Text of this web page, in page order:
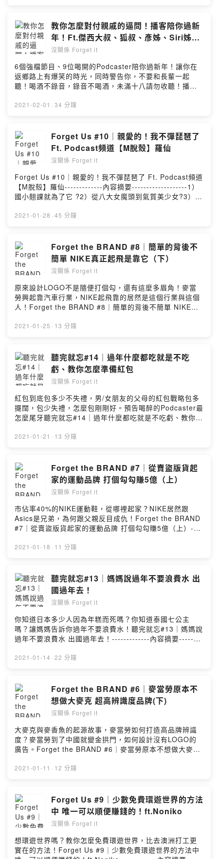
Forget Us訪談系列1⃣【Forget Us #1｜爆音警告｜叔&
叔CP牽手受訪 Ft.傑西大叔.狐叔(上集搞笑下集有料)】
2⃣【Forget Us #2｜爆音警告｜Podcast洗腦方程式 Ft.
傑西大叔.狐叔(上集搞笑下集有料)】3⃣【Soundon第一檔
4⃣【Forget Us #9｜少數免費環遊世界的方法中 唯一可以
順便賺錢的！ft.Noniko】5⃣【Forget Us #10｜親愛的！
我不彈琵琶了 Ft. Podcast頻道【M脫殼】羅仙】?聽完就
囪】2⃣【聽完就忘#12｜世界各地20個迷信聖誕節習俗 你
綠色帝國攻佔全球 星巴克來襲】2⃣【Forget the BRAND
#2｜福特的復仇計畫！企業命名能不要偷懶？】
3⃣【Forget the BRAND #3｜今晚我想來點果汁機打碎咖
啡豆 愚蠢公關寫文案】4⃣【Forget the BRAND #4｜漢
堡你屁股下的帝國 速食遊戲(上)】5⃣【Forget the
BRAND #5｜紅鼻子小丑妝的流氓叔叔 標準化你才乖乖做
漢堡(中)】6⃣【Forget the BRAND #6｜麥當勞原本不想
#7｜從賣盜版貨起家的運動品牌 打個勾勾賺5億（上）】
-----我們打造一個輕鬆的陪伴時光，你可以戴上耳機在通
勤、上班、被老公/老婆唸、運動、做家事時聽！
Freelancer的Andy陪你聊聊品牌故事，用品牌方程式來介
紹知名品牌，其中有許多你不知道的八卦與品牌故事！法
文系的美語老師Amy告訴你最新的時事，與當季節慶的趣
事，還有許多傳說故事！<聽完就忘>系列透過Andy與Amy
雙口閒聊，讓你不錯過生活中的各種樂趣。系列我們會請
來一些很有趣朋友，透過訪談來挖一些小秘密(疑系列Andy
的專業導航，跟你分享品牌故事與一些企業大八卦。按讚
IG，偷偷窺視Amy在幹嘛
https://www.instagram.com/podcast_forget_it/業配置
入、冠名、詢問請來信podcastforgetit@gmail.com------
--------------------------------------請我們喝杯咖啡，你的
https://open.firstory.me/join/forgetit＃品牌故事 ＃教育
#節慶 #傳說故事 #生活Powered by Firstory Hosting
陪劉姥姥逛大觀園#2 Pui Pui 大塞車#1 強迫灌食 不成人
形--------------------------------------------我們打造一個輕
鬆的陪伴時光，你可以戴上耳機在通勤、上班、被老公/老
婆唸、運動、做家事時聽！Freelancer的Andy陪你聊聊品
牌故事，用品牌方程式來介紹知名品牌，其中有許多你不
知道的八卦與品牌故事！法文系的美語老師Amy告訴你最
新的時事，與當季節慶的趣事，還有許多傳說故事！<聽完
就忘>系列透過Andy與Amy雙口閒聊，讓你不錯過生活中
的各種樂趣。系列我們會請來一些很有趣朋友，透過訪談
上架資訊https://www.facebook.com/Podcastforgetit/追
蹤我們的IG，偷偷窺視Amy在幹嘛
https://www.instagram.com/podcast_forget_it/業配置
入、冠名、詢問請來信podcastforgetit@gmail.com------
支持是我們創作的動力
https://open.firstory.me/join/forgetit＃品牌故事 ＃教育
#節慶 #傳說故事 #生活Powered by Firstory Hosting
教你怎麼對付親戚的逼問！播客陪你過新
年！Ft.傑西大叔、狐叔、彥姊、Siri姊、
菁琪律師、凱西、奶茶
沒關係 Forget it
6個強檔節目、9位喝開的Podcaster陪你過新年！讓你在
返鄉路上有爆笑的時光，同時警告你，不要和長輩一起
聽！喝酒不錄音，錄音不喝酒，未滿十八請勿收聽！播客
狐叔、彥姊、Siri姊、菁琪律師、凱西、奶茶---------------
hkyh/platforms【對！我們是大嬸】
https://open.firstory.me/story/ckkif87pb3z4j0813orvm
syay【彼岸薄荷】
https://open.firstory.me/story/ckkmjba4wphyl08488fv
u48hc/platforms【沒關係forget it】
https://open.firstory.me/story/ckki7zzen2y9g0830ow8
wf3rr/platforms【奶茶to GO】
https://open.firstory.me/story/ckki8brdsrag60854om9
t8mkv/platforms【大麻煩不煩】
麻違法唷~啾咪~----------------------------------------------
--------我們打造一個輕鬆的陪伴時光，你可以戴上耳機在
通勤、上班、被老公/老婆唸、運動、做家事時聽！
Freelancer的Andy陪你聊聊品牌故事，用品牌方程式來介
文系的美語老師Amy告訴你最新的時事，與當季節慶的趣
事，還有許多傳說故事！<聽完就忘>系列透過Andy與Amy
雙口閒聊，讓你不錯過生活中的各種樂趣。系列我們會請
的專業導航，跟你分享品牌故事與一些企業大八卦。按讚
IG，偷偷窺視Amy在幹嘛
https://www.instagram.com/podcast_forget_it/業配置
入、冠名、詢問請來信podcastforgetit@gmail.com------
--------------------------------------請我們喝杯咖啡，你的
支持是我們創作的動力
https://open.firstory.me/join/forgetitPowered by
Firstory Hosting
2021-02-01 · 34 分鐘
Forget Us #10｜親愛的！我不彈琵琶了
Ft. Podcast頻道【M脫殼】羅仙
沒關係 Forget it
Forget Us #10｜親愛的！我不彈琵琶了 Ft. Podcast頻道
【M脫殼】羅仙-------------內容摘要-------------------1）
國小翹課就為了它 ?2）從八大女魔頭到氣質美少女?3）冒
術?6）琵琶即我 我即琵琶?7）vivre le rêve?-------------
b831-5e9eafcc8ba2----------------------------------------
----我們打造一個輕鬆的陪伴時光，你可以戴上耳機在通
勤、上班、被老公/老婆唸、運動、做家事時聽！
Freelancer的Andy陪你聊聊品牌故事，用品牌方程式來介
紹知名品牌，其中有許多你不知道的八卦與品牌故事！法
文系的美語老師Amy告訴你最新的時事，與當季節慶的趣
事，還有許多傳說故事！<聽完就忘>系列透過Andy與Amy
雙口閒聊，讓你不錯過生活中的各種樂趣。系列我們會請
來一些很有趣朋友，透過訪談來挖一些小秘密(疑系列Andy
FBhttps://www.facebook.com/PodcastforgetitIGhttps:/
/www.instagram.com/podcast_forget_it-----------------
-----合作、業配、洽詢請來信
podcastforgetit@gmail.com----------------------也歡迎
~https://open.firstory.me/join/forgetit#品牌 #CIS #教
育 #節日 #品牌故事Powered by Firstory Hosting
2021-01-28 · 45 分鐘
Forget the BRAND #8｜簡單的背後不
簡單 NIKE真正起飛是靠它（下）
沒關係 Forget it
原來設計LOGO不是隨便打個勾，還有這麼多眉角！麥當
勞興起靠汽車行業，NIKE起飛靠的居然是這個行業與這個
人！Forget the BRAND #8｜簡單的背後不簡單 NIKE真
-------------這是【沒關係Forget it】的品牌故事節目，每
------------內容摘要-------------------1) 簡單的背後不簡單
2) 三步驟設計出世界級LOGO3) 被鞋業耽誤的設計公司4)
會飛的球鞋5) Just do it 竟然是連環殺人魔的口號---------
-----------------------------------我們打造一個輕鬆的陪伴
時光，你可以戴上耳機在通勤、上班、被老公/老婆唸、運
動、做家事時聽！Freelancer的Andy陪你聊聊品牌故事，
用品牌方程式來介紹知名品牌，其中有許多你不知道的八
卦與品牌故事！法文系的美語老師Amy告訴你最新的時
事，與當季節慶的趣事，還有許多傳說故事！<聽完就忘>
些小秘密(疑系列Andy的專業導航，跟你分享品牌故事與一
些企業大八卦。按讚我們的粉絲專頁，別錯過最新上架資
訊https://www.facebook.com/Podcastforgetit/追蹤我們
的IG，偷偷窺視Amy在幹嘛
入、冠名、詢問請來信podcastforgetit@gmail.com------
--------------------------------------請我們喝杯咖啡，你的
支持是我們創作的動力
Firstory Hosting
2021-01-25 · 13 分鐘
聽完就忘#14｜過年什麼都吃就是不吃
虧、教你怎麼準備紅包
沒關係 Forget it
紅包到底包多少不失禮，男/女朋友的父母的紅包戰略包多
擺闊，包少失禮，怎麼包剛剛好。預告喝醉的Podcaster最
怎麼尾牙聽完就忘#14｜過年什麼都吃就是不吃虧、教你怎
過年洗腦歌?2) 爆音警告⚠️3) 包紅內的藝術?4) 教你賺紅
以戴上耳機在通勤、上班、被老公/老婆唸、運動、做家事
時聽！Freelancer的Andy陪你聊聊品牌故事，用品牌方程
式來介紹知名品牌，其中有許多你不知道的八卦與品牌故
事！法文系的美語老師Amy告訴你最新的時事，與當季節
慶的趣事，還有許多傳說故事！<聽完就忘>系列透過Andy
與Amy雙口閒聊，讓你不錯過生活中的各種樂趣。系列我
們會請來一些很有趣朋友，透過訪談來挖一些小秘密(疑系
列Andy的專業導航，跟你分享品牌故事與一些企業大八
卦。按讚我們的粉絲專頁，別錯過最新上架資訊
https://www.instagram.com/podcast_forget_it/業配置
入、冠名、詢問請來信podcastforgetit@gmail.com------
--------------------------------------請我們喝杯咖啡，你的
支持是我們創作的動力
#節慶 #傳說故事 #生活Powered by Firstory Hosting
2021-01-21 · 13 分鐘
Forget the BRAND #7｜從賣盜版貨起
家的運動品牌 打個勾勾賺5億（上）
沒關係 Forget it
市佔率40%的NIKE運動鞋，從哪裡起家？NIKE居然跟
Asics是兄弟，為何跟父親反目成仇！Forget the BRAND
#7｜從賣盜版貨起家的運動品牌 打個勾勾賺5億（上）----
係Forget it】新的系列節目，每周會用專業但淺顯易懂方
----1) 地攤貨起家2) 用別人技術自己賣3) 讓NIKE起飛的
XX鞋4) 穿上它！希臘勝利女神與你同在5) 打個勾勾賺5憶
美金--------------------------------------------我們打造一個
輕鬆的陪伴時光，你可以戴上耳機在通勤、上班、被老公/
老婆唸、運動、做家事時聽！Freelancer的Andy陪你聊聊
品牌故事，用品牌方程式來介紹知名品牌，其中有許多你
不知道的八卦與品牌故事！法文系的美語老師Amy告訴你
最新的時事，與當季節慶的趣事，還有許多傳說故事！<聽
完就忘>系列透過Andy與Amy雙口閒聊，讓你不錯過生活
故事與一些企業大八卦。按讚我們的粉絲專頁，別錯過最
新上架資訊https://www.facebook.com/Podcastforgetit/
追蹤我們的IG，偷偷窺視Amy在幹嘛
https://www.instagram.com/podcast_forget_it/業配置
--------------------------------------請我們喝杯咖啡，你的
支持是我們創作的動力
https://open.firstory.me/join/forgetit＃品牌故事 ＃教育
2021-01-18 · 11 分鐘
聽完就忘#13｜媽媽說過年不要浪費水 出
國過年去！
沒關係 Forget it
你知道日本多少人因為年糕而死嗎？你知道泰國七公主
嗎？讓媽媽告訴你過年不要浪費水！聽完就忘#13｜媽媽說
過年不要浪費水 出國過年去！-------------內容摘要--------
就是爽3）年糕的魅力4）紅白歌唱大賽的起源5）對你愛的
https://www.instagram.com/yaletstaiwan.podcast/《‎解
鎖地球》https://allmy.bio/UnlockTheEarthIG：
https://www.instagram.com/unlock.the.earth.podcast-
-------------------------------------------我們打造一個輕鬆
的陪伴時光，你可以戴上耳機在通勤、上班、被老公/老婆
唸、運動、做家事時聽！Freelancer的Andy陪你聊聊品牌
故事，用品牌方程式來介紹知名品牌，其中有許多你不知
道的八卦與品牌故事！法文系的美語老師Amy告訴你最新
的時事，與當季節慶的趣事，還有許多傳說故事！<聽完就
挖一些小秘密(疑系列Andy的專業導航，跟你分享品牌故事
與一些企業大八卦。按讚我們的粉絲專頁，別錯過最新上
架資訊https://www.facebook.com/Podcastforgetit/追蹤
我們的IG，偷偷窺視Amy在幹嘛
入、冠名、詢問請來信podcastforgetit@gmail.com------
--------------------------------------請我們喝杯咖啡，你的
2021-01-14 · 22 分鐘
Forget the BRAND #6｜麥當勞原本不
想做大麥克 超高辨識度品牌(下)
沒關係 Forget it
大麥克與麥香魚的起源故事，麥當勞如何打造高品牌辨識
度？麥當勞到了中國就變金拱門，如何設計沒有LOGO的
廣告。Forget the BRAND #6｜麥當勞原本不想做大麥克
------------這是【沒關係Forget it】新的系列節目，每周
內容摘要-------------------(00:03:50) 你差點吃不到的大
麥克與麥香魚(00:05:50) 示範如何賺屁孩的錢(00:07:30)
麥當勞視覺設計(00:11:20) 打造最高辨識度的品牌--------
------------------------------------我們打造一個輕鬆的陪伴
時光，你可以戴上耳機在通勤、上班、被老公/老婆唸、運
動、做家事時聽！Freelancer的Andy陪你聊聊品牌故事，
用品牌方程式來介紹知名品牌，其中有許多你不知道的八
2021-01-11 · 12 分鐘
Forget Us #9｜少數免費環遊世界的方法
中 唯一可以順便賺錢的！ft.Noniko
沒關係 Forget it
想環遊世界嗎？教你怎麼免費環遊世界，比去澳洲打工更
實在的方法！Forget Us #9｜少數免費環遊世界的方法中